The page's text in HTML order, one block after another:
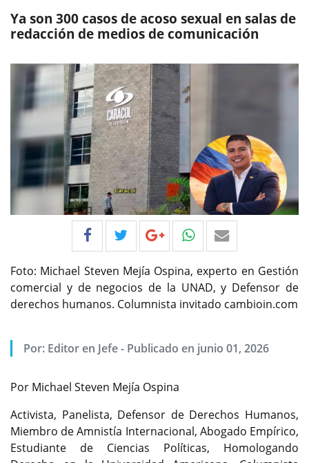
Ya son 300 casos de acoso sexual en salas de
redacción de medios de comunicación
Foto: Michael Steven Mejía Ospina, experto en Gestión
comercial y de negocios de la UNAD, y Defensor de
derechos humanos. Columnista invitado cambioin.com
Por: Editor en Jefe- Publicado en junio 01, 2026
Por Michael Steven Mejía Ospina
Activista, Panelista, Defensor de Derechos Humanos,
Miembro de Amnistía Internacional, Abogado Empírico,
Estudiante de Ciencias Políticas, Homologando